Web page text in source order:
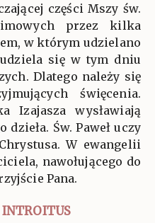
części Mszy św.
przez kilka
w którym udzielano
się w tym dniu
Dlatego należy się
święcenia.
Izajasza wysławiają
Św. Paweł uczy
W ewangelii
nawołującego do
Pana.
INTROITUS